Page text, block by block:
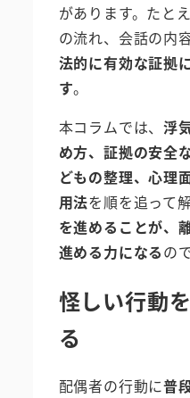
があります。たと
の流れ、会話の内
法的に有効な証拠
す。
本コラムでは、浮
め方、証拠の安全
どもの整理、心理
用法を順を追って
を進めることが、
進める力になるの
怪しい行動
る
配偶者の行動に普